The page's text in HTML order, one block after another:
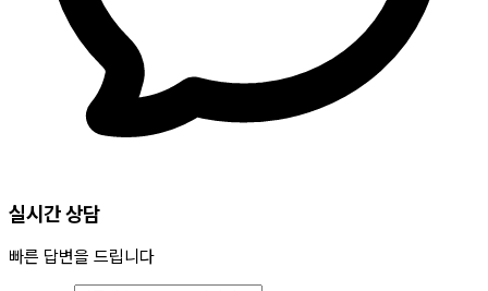
실시간 상담
빠른 답변을 드립니다